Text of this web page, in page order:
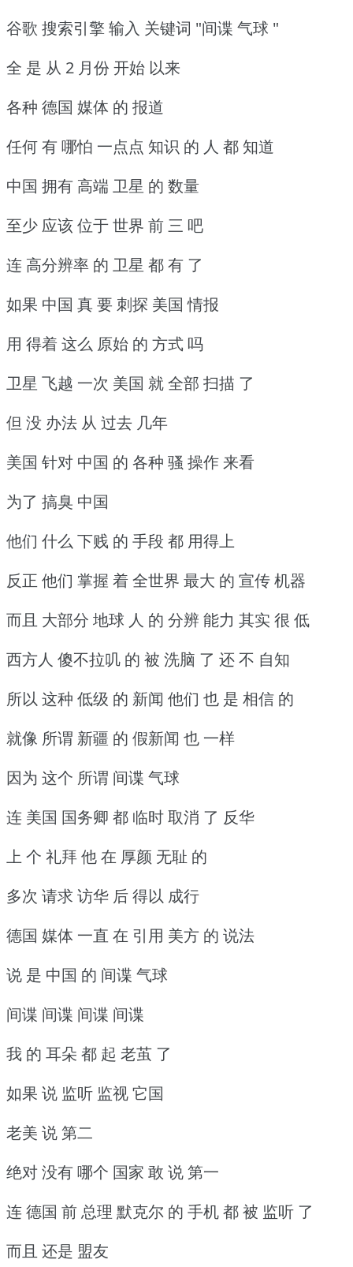
谷歌 搜索引擎 输入 关键词 "间谍 气球 "
全 是 从 2 月份 开始 以来
各种 德国 媒体 的 报道
任何 有 哪怕 一点点 知识 的 人 都 知道
中国 拥有 高端 卫星 的 数量
至少 应该 位于 世界 前 三 吧
连 高分辨率 的 卫星 都 有 了
如果 中国 真 要 刺探 美国 情报
用 得着 这么 原始 的 方式 吗
卫星 飞越 一次 美国 就 全部 扫描 了
但 没 办法 从 过去 几年
美国 针对 中国 的 各种 骚 操作 来看
为了 搞臭 中国
他们 什么 下贱 的 手段 都 用得上
反正 他们 掌握 着 全世界 最大 的 宣传 机器
而且 大部分 地球 人 的 分辨 能力 其实 很 低
西方人 傻不拉叽 的 被 洗脑 了 还 不 自知
所以 这种 低级 的 新闻 他们 也 是 相信 的
就像 所谓 新疆 的 假新闻 也 一样
因为 这个 所谓 间谍 气球
连 美国 国务卿 都 临时 取消 了 反华
上 个 礼拜 他 在 厚颜 无耻 的
多次 请求 访华 后 得以 成行
德国 媒体 一直 在 引用 美方 的 说法
说 是 中国 的 间谍 气球
间谍 间谍 间谍 间谍
我 的 耳朵 都 起 老茧 了
如果 说 监听 监视 它国
老美 说 第二
绝对 没有 哪个 国家 敢 说 第一
连 德国 前 总理 默克尔 的 手机 都 被 监听 了
而且 还是 盟友